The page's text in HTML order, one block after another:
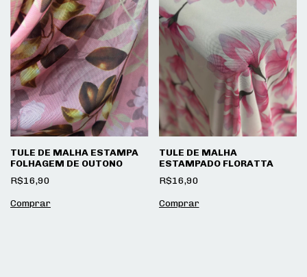
TULE DE MALHA ESTAMPA
FOLHAGEM DE OUTONO
R$16,90
Comprar
TULE DE MALHA
ESTAMPADO FLORATTA
R$16,90
Comprar